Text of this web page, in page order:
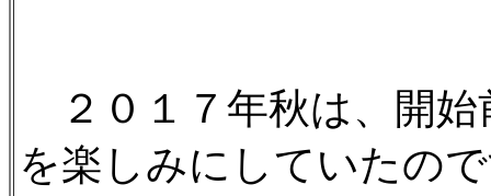
２０１７年秋は、開始
を楽しみにしていたの